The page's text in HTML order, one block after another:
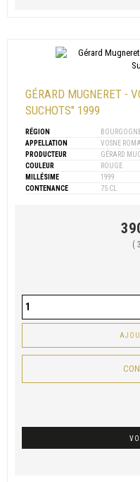
GÉRARD MUGNERET -
SUCHOTS" 1999
RÉGION
APPELLATION
VOSNE
PRODUCTEUR
GÉRARD
COULEUR
ROUGE
MILLÉSIME
1999
CONTENANCE
75 CL
(